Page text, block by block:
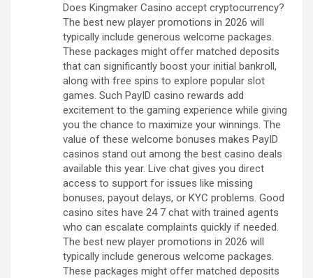
Does Kingmaker Casino accept cryptocurrency?
The best new player promotions in 2026 will
typically include generous welcome packages.
These packages might offer matched deposits
that can significantly boost your initial bankroll,
along with free spins to explore popular slot
games. Such PayID casino rewards add
excitement to the gaming experience while giving
you the chance to maximize your winnings. The
value of these welcome bonuses makes PayID
casinos stand out among the best casino deals
available this year. Live chat gives you direct
access to support for issues like missing
bonuses, payout delays, or KYC problems. Good
casino sites have 24 7 chat with trained agents
who can escalate complaints quickly if needed.
The best new player promotions in 2026 will
typically include generous welcome packages.
These packages might offer matched deposits